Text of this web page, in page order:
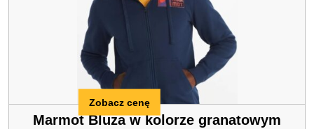
Marmot Bluza w kolorze granatowym
Zobacz cenę